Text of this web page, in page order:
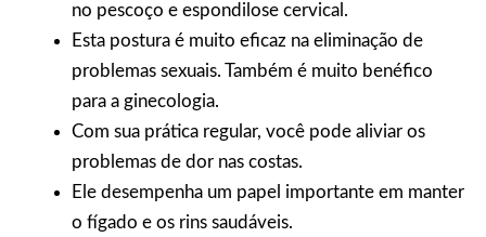
no pescoço e espondilose cervical.
Esta postura é muito eficaz na eliminação de
problemas sexuais. Também é muito benéfico
para a ginecologia.
Com sua prática regular, você pode aliviar os
problemas de dor nas costas.
Ele desempenha um papel importante em manter
o fígado e os rins saudáveis.